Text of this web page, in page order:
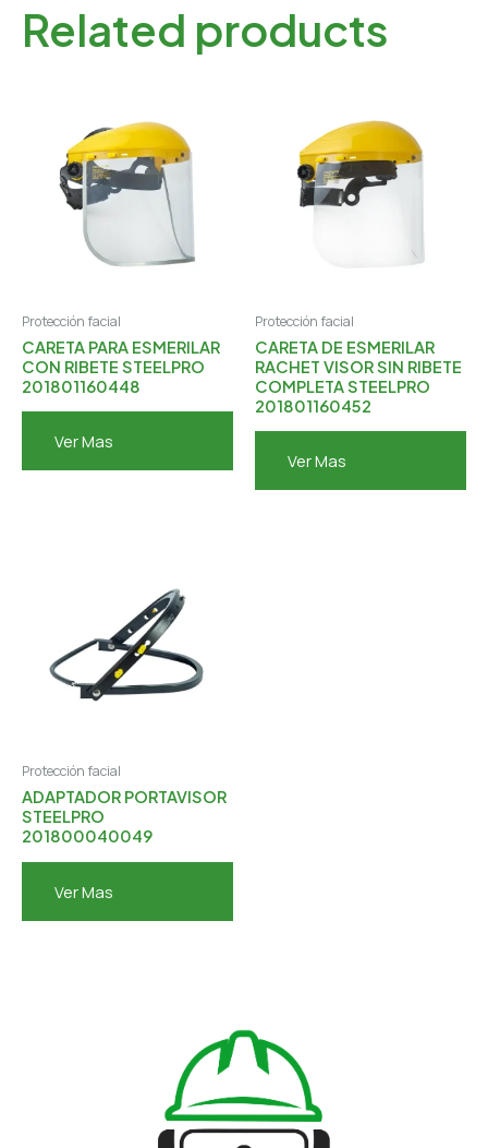
Related products
Protección facial
CARETA PARA ESMERILAR
CON RIBETE STEELPRO
201801160448
Ver Mas
Protección facial
CARETA DE ESMERILAR
RACHET VISOR SIN RIBETE
COMPLETA STEELPRO
201801160452
Ver Mas
Protección facial
ADAPTADOR PORTAVISOR
STEELPRO
201800040049
Ver Mas